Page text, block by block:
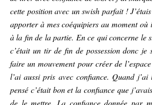
cette position avec un swish parfait !
apporter à mes coéquipiers au moment où
à la fin de la partie. En ce qui concerne le
c’était un tir de fin de possession donc je
faire un mouvement pour créer de
l’ai aussi pris avec confiance. Quand
pensé c’était bon et la confiance que
de le mettre. La confiance donnée par